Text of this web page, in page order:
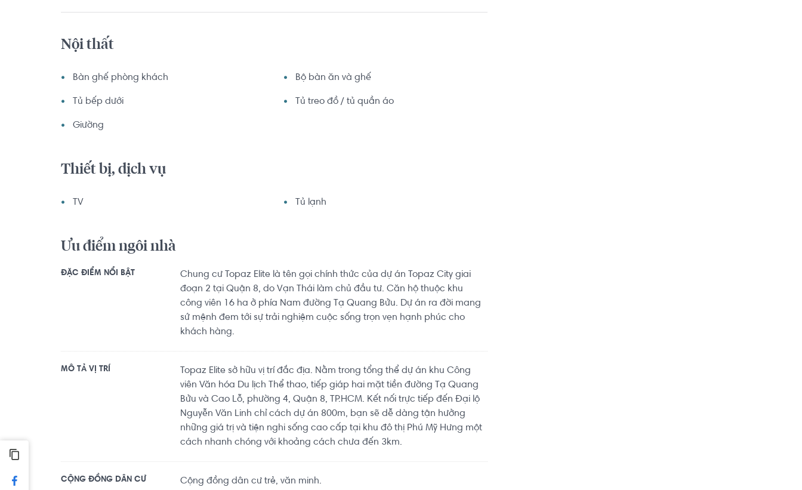
Nội thất
Bàn ghế phòng khách Bộ bàn ăn và ghế
Tủ bếp dưới Tủ treo đồ / tủ quần áo
Giường
Thiết bị, dịch vụ
TV Tủ lạnh
Ưu điểm ngôi nhà
ĐẶC ĐIỂM NỔI BẬT
Chung cư Topaz Elite là tên gọi chính thức của dự án Topaz City giai
đoạn 2 tại Quận 8, do Vạn Thái làm chủ đầu tư. Căn hộ thuộc khu
công viên 16 ha ở phía Nam đường Tạ Quang Bửu. Dự án ra đời mang
sứ mệnh đem tới sự trải nghiệm cuộc sống trọn vẹn hạnh phúc cho
khách hàng.
MÔ TẢ VỊ TRÍ
Topaz Elite sở hữu vị trí đắc địa. Nằm trong tổng thể dự án khu Công
viên Văn hóa Du lịch Thể thao, tiếp giáp hai mặt tiền đường Tạ Quang
Bửu và Cao Lỗ, phường 4, Quận 8, TP.HCM. Kết nối trực tiếp đến Đại lộ
Nguyễn Văn Linh chỉ cách dự án 800m, bạn sẽ dễ dàng tận hưởng
những giá trị và tiện nghi sống cao cấp tại khu đô thị Phú Mỹ Hưng một
cách nhanh chóng với khoảng cách chưa đến 3km.
CỘNG ĐỒNG DÂN CƯ Cộng đồng dân cư trẻ, văn minh.